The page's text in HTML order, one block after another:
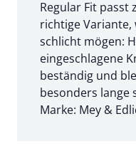
Regular Fit passt
richtige Variante,
schlicht mögen:
eingeschlagene
beständig und
besonders lange
Marke: Mey &